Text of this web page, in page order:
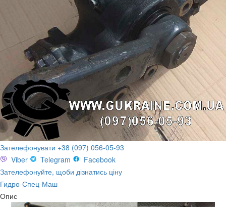
Зателефонувати +38 (097) 056-05-93
Viber
Telegram
Facebook
Зателефонуйте, щоби дізнатись ціну
Гидро-Спец-Маш
Опис